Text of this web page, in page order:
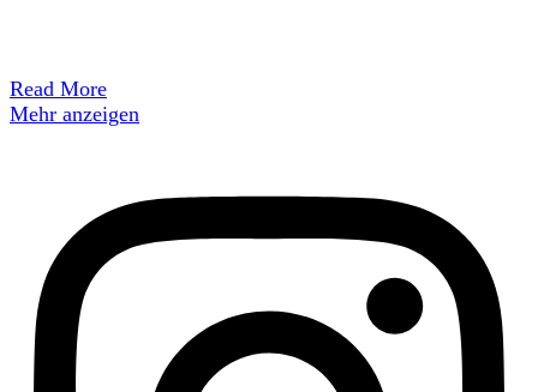
Read More
Mehr anzeigen